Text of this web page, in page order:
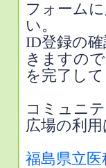
フォーム
い。
ID登録の
きますの
を完了し
コミュニ
広場の利
福島県立